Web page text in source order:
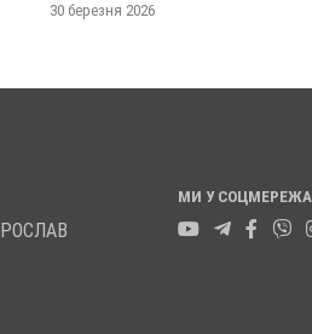
30 березня 2026
МИ У